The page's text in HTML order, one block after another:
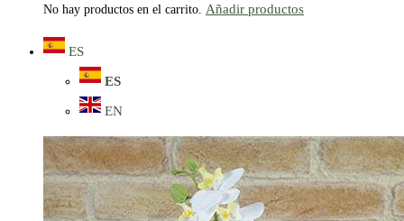
No hay productos en el carrito. Añadir productos
ES
ES
EN